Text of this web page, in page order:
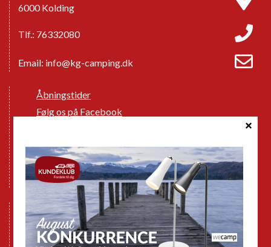
6000 Kolding
Tlf.: 76332080
Email: info@kg-camping.dk
Åbningstider
Følg os på Facebook
Cookie politik
Databeskyttelse GDPR
GPDR - Optagelse af foto og video
Nye Campingvogne
Nye Autocampere og Vans
Brugte Campingvogne